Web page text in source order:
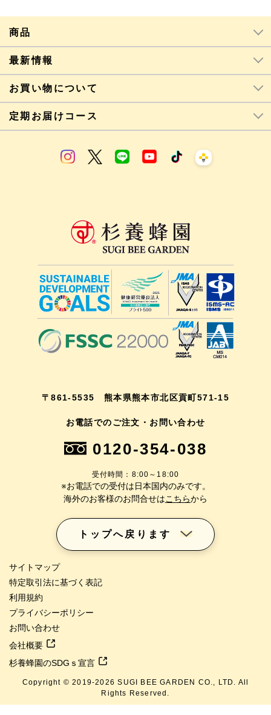
商品
最新情報
お買い物について
定期お届けコース
〒861-5535 熊本県熊本市北区貢町571-15
お電話でのご注文・お問い合わせ
0120-354-038
受付時間：8:00～18:00
※お電話での受付は日本国内のみです。
海外のお客様のお問合せはこちらから
トップへ戻ります
サイトマップ
特定取引法に基づく表記
利用規約
プライバシーポリシー
お問い合わせ
会社概要
杉養蜂園のSDGｓ宣言
Copyright © 2019-2026 SUGI BEE GARDEN CO., LTD. All
Rights Reserved.